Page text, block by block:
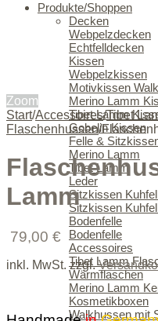
Produkte/Shoppen
Decken
Webpelzdecken
Echtfelldecken
Kissen
Webpelzkissen
Motivkissen Walk
Merino Lamm
Tibet Lamm
Gobelin Kissen
Felle &
Merino Lamm
Tibet Lamm
Leder
Sitzkissen
Sitzkissen
Bodenfelle
Bodenfelle
Accessoires
Tibet Lamm
Wärmflaschen
Merino Lamm
Kosmetikboxen
Walkhussen mit
Zoom
Start/Accessoires/Tibet
Flaschenhussen/
Lamm
79,00 €
inkl. MwSt. zzgl.